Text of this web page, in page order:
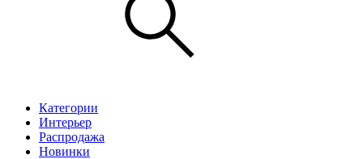
Категории
Интерьер
Распродажа
Новинки